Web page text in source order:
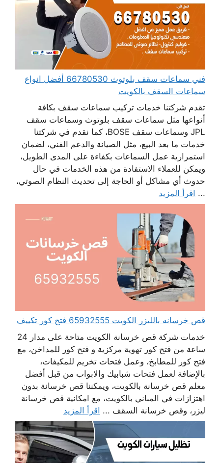
فني سماعات سقف بلوتوث 66780530 أفضل انواع
سماعات السقف بالكويت
تقدم شركتنا خدمات تركيب سماعات سقف بكافة
أنواعها مثل سماعات سقف بلوتوث وسماعات سقف
JPL وسماعات سقف BOSE، كما نقدم في شركتنا
خدمات ما بعد البيع، مثل الصيانة والدعم الفني، لضمان
استمرارية عمل السماعات بكفاءة على المدى الطويل،
ويمكن للعملاء الاستفادة من هذه الخدمات في حال
حدوث أي مشاكل أو الحاجة إلى تحديث النظام الصوتي،
... اقرأ المزيد
قص خرسانه بالليزر الكويت 65932555 فتح كور تكييف
خدمات شركة قص خرسانة الكويت متاحة على مدار 24
ساعة من فتح كور تهوية مركزية و فتح كور للمداخن، مع
فتح كور للمطابخ، وعمل فتحات تخريم للمكيفات،
بالإضافة لعمل فتحات شبابيك والابواب من قبل أفضل
معلم قص خرسانة بالكويت، ويمكننا قص خرسانة بدون
اهتزازات في المباني بالكويت، مع امكانية قص خرسانة
ليزر، وقص خرسانة السقف ... اقرأ المزيد